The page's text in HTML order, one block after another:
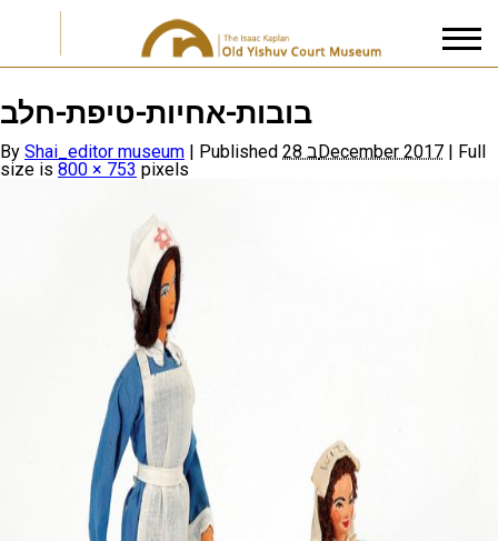
בובות-אחיות-טיפת-חלב
By Shai_editor museum | Published 28 בDecember 2017 | Full
size is 800 × 753 pixels